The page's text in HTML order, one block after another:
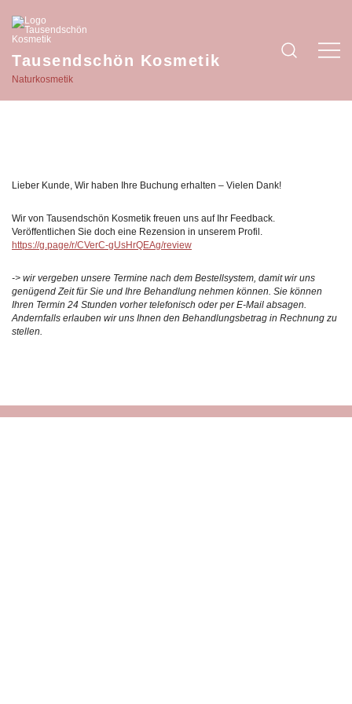
Inhalt
springen
Tausendschön Kosmetik
Naturkosmetik
Lieber Kunde, Wir haben Ihre Buchung erhalten – Vielen Dank!
Wir von Tausendschön Kosmetik freuen uns auf Ihr Feedback.
Veröffentlichen Sie doch eine Rezension in unserem Profil.
https://g.page/r/CVerC-gUsHrQEAg/review
-> wir vergeben unsere Termine nach dem Bestellsystem, damit wir uns
genügend Zeit für Sie und Ihre Behandlung nehmen können. Sie können
Ihren Termin 24 Stunden vorher telefonisch oder per E-Mail absagen.
Andernfalls erlauben wir uns Ihnen den Behandlungsbetrag in Rechnung zu
stellen.